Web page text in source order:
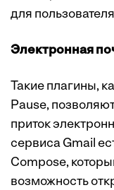
для
Электронная
Такие плагины,
Pause,
приток
сервиса Gmail
Compose,
возможность